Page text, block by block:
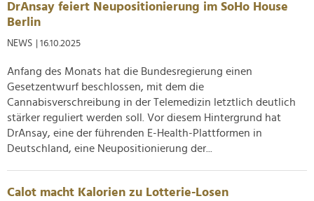
DrAnsay feiert Neupositionierung im SoHo House
Berlin
NEWS | 16.10.2025
Anfang des Monats hat die Bundesregierung einen
Gesetzentwurf beschlossen, mit dem die
Cannabisverschreibung in der Telemedizin letztlich deutlich
stärker reguliert werden soll. Vor diesem Hintergrund hat
DrAnsay, eine der führenden E-Health-Plattformen in
Deutschland, eine Neupositionierung der...
Calot macht Kalorien zu Lotterie-Losen